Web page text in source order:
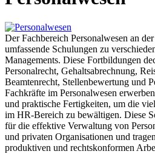
Der Fachbereich Personalwesen an
umfassende Schulungen zu
Managements. Diese Fortbildungen
Personalrecht, Gehaltsabrechnung,
Beamtenrecht, Stellenbewertung und
Fachkräfte im Personalwesen
und praktische Fertigkeiten, um die
im HR-Bereich zu bewältigen. Diese
für die effektive Verwaltung von
und privaten Organisationen und
produktiven und rechtskonformen